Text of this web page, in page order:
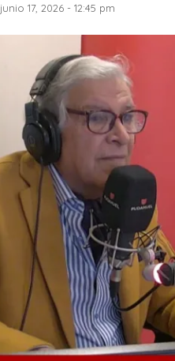
junio 17, 2026 - 12:45 pm